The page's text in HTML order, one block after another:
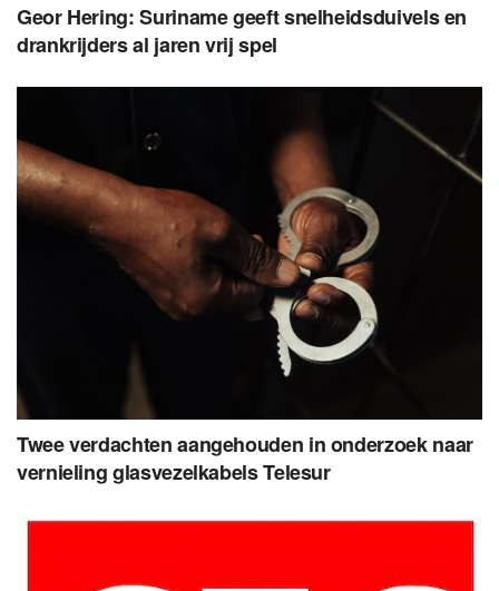
Geor Hering: Suriname geeft snelheidsduivels en
drankrijders al jaren vrij spel
Twee verdachten aangehouden in onderzoek naar
vernieling glasvezelkabels Telesur